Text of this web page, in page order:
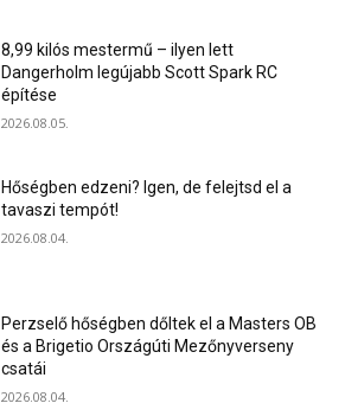
8,99 kilós mestermű – ilyen lett
Dangerholm legújabb Scott Spark RC
építése
2026.08.05.
Hőségben edzeni? Igen, de felejtsd el a
tavaszi tempót!
2026.08.04.
Perzselő hőségben dőltek el a Masters OB
és a Brigetio Országúti Mezőnyverseny
csatái
2026.08.04.